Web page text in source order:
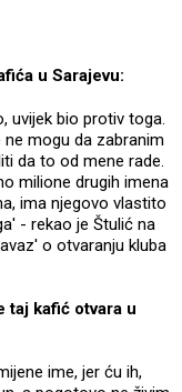
u Sarajevu:
uvijek bio protiv toga.
mogu da zabranim
da to od mene rade.
milione drugih imena
ima njegovo vlastito
- rekao je Štulić na
o otvaranju kluba
taj kafić otvara u
ime, jer ću ih,